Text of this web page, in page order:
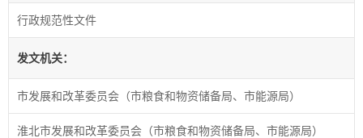
行政规范性文件
发文机关：
市发展和改革委员会（市粮食和物资储备局、市能源局）
淮北市发展和改革委员会（市粮食和物资储备局、市能源局）